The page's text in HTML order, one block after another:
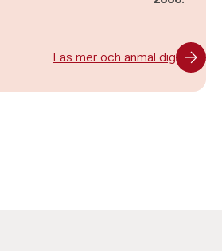
Läs mer och anmäl dig